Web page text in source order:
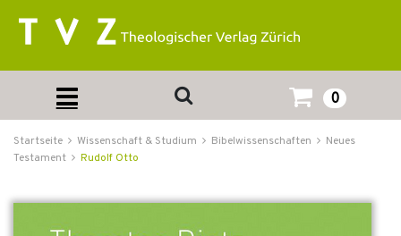
0
Startseite Wissenschaft & Studium Bibelwissenschaften
Neues
Testament
Rudolf Otto